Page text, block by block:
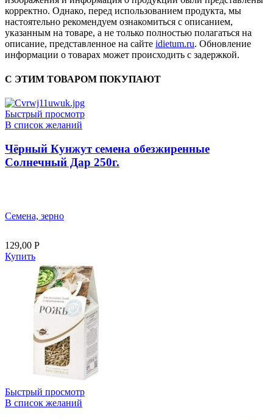
корректно. Однако, перед использованием продукта, мы
настоятельно рекомендуем ознакомиться с описанием,
указанным на товаре, а не только полностью полагаться на
описание, представленное на сайте idietum.ru. Обновление
информации о товарах может происходить с задержкой.
С ЭТИМ ТОВАРОМ ПОКУПАЮТ
Быстрый просмотр
В список желаний
Чёрный Кунжут семена обезжиренные
Солнечный Дар 250г.
Семена, зерно
129,00 Р
Купить
Быстрый просмотр
В список желаний